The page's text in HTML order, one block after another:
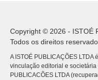
Copyright © 2026 - ISTOÉ
Todos os direitos
A ISTOÉ PUBLICAÇÕES
vinculação editorial e societária
PUBLICACÕES LTDA